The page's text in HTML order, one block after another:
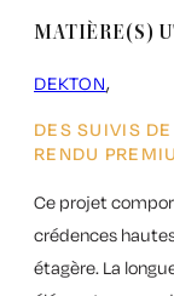
MATIÈRE(S)
DEKTON
DES SUIVIS
RENDU
Ce projet
crédences
étagère. La